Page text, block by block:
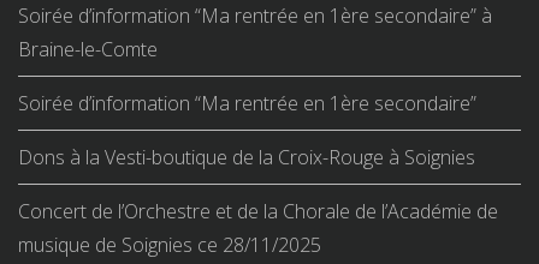
Soirée d’information “Ma rentrée en 1ère secondaire” à
Braine-le-Comte
Soirée d’information “Ma rentrée en 1ère secondaire”
Dons à la Vesti-boutique de la Croix-Rouge à Soignies
Concert de l’Orchestre et de la Chorale de l’Académie de
musique de Soignies ce 28/11/2025